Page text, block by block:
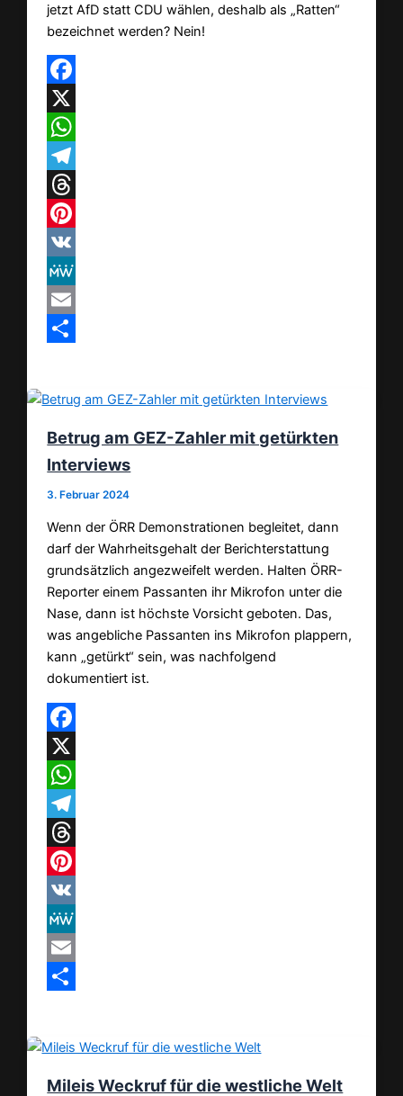
jetzt AfD statt CDU wählen, deshalb als „Ratten“
bezeichnet werden? Nein!
Facebook
X
WhatsApp
Telegram
Threads
Pinterest
VK
MeWe
Email
Betrug am GEZ-Zahler mit getürkten
Interviews
3. Februar 2024
Wenn der ÖRR Demonstrationen begleitet, dann
darf der Wahrheitsgehalt der Berichterstattung
grundsätzlich angezweifelt werden. Halten ÖRR-
Reporter einem Passanten ihr Mikrofon unter die
Nase, dann ist höchste Vorsicht geboten. Das,
was angebliche Passanten ins Mikrofon plappern,
kann „getürkt“ sein, was nachfolgend
dokumentiert ist.
Facebook
X
WhatsApp
Telegram
Threads
Pinterest
VK
MeWe
Email
Mileis Weckruf für die westliche Welt